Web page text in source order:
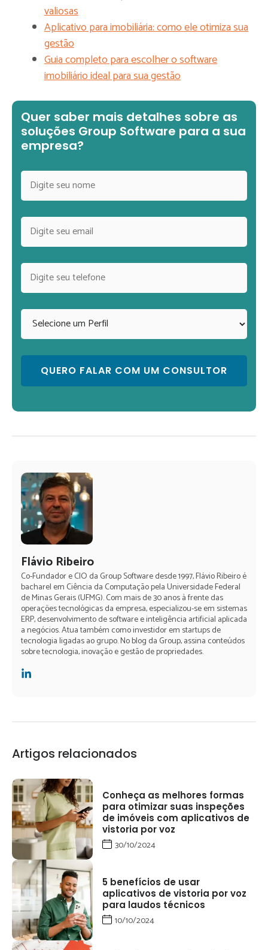
valiosas
Aplicativo para imobiliária: como ele otimiza sua
gestão
Guia completo para escolher o software
imobiliário ideal para sua gestão
Quer saber mais detalhes sobre as
soluções Group Software para a sua
empresa?
Flávio Ribeiro
Co-Fundador e CIO da Group Software desde 1997, Flávio Ribeiro é
bacharel em Ciência da Computação pela Universidade Federal
de Minas Gerais (UFMG). Com mais de 30 anos à frente das
operações tecnológicas da empresa, especializou-se em sistemas
ERP, desenvolvimento de software e inteligência artificial aplicada
a negócios. Atua também como investidor em startups de
tecnologia ligadas ao grupo. No blog da Group, assina conteúdos
sobre tecnologia, inovação e gestão de propriedades.
Artigos relacionados
Conheça as melhores formas
para otimizar suas inspeções
de imóveis com aplicativos de
vistoria por voz
30/10/2024
5 benefícios de usar
aplicativos de vistoria por voz
para laudos técnicos
10/10/2024